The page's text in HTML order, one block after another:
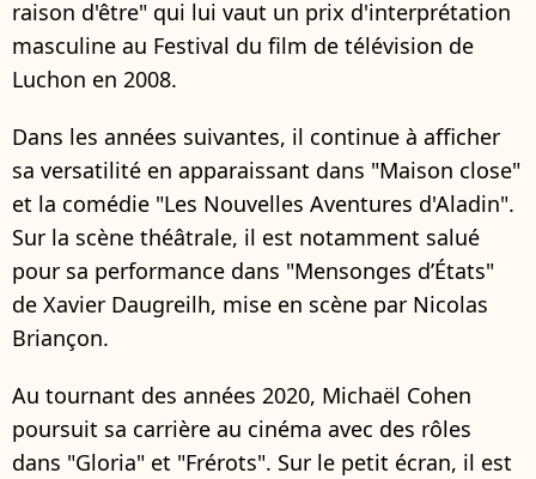
raison d'être" qui lui vaut un prix d'interprétation
masculine au Festival du film de télévision de
Luchon en 2008.
Dans les années suivantes, il continue à afficher
sa versatilité en apparaissant dans "Maison close"
et la comédie "Les Nouvelles Aventures d'Aladin".
Sur la scène théâtrale, il est notamment salué
pour sa performance dans "Mensonges d’États"
de Xavier Daugreilh, mise en scène par Nicolas
Briançon.
Au tournant des années 2020, Michaël Cohen
poursuit sa carrière au cinéma avec des rôles
dans "Gloria" et "Frérots". Sur le petit écran, il est